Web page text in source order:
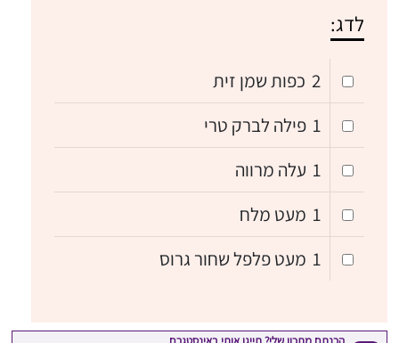
לדג:
2 כפות שמן זית
1 פילה לברק טרי
1 עלה מרווה
1 מעט מלח
1 מעט פלפל שחור גרוס